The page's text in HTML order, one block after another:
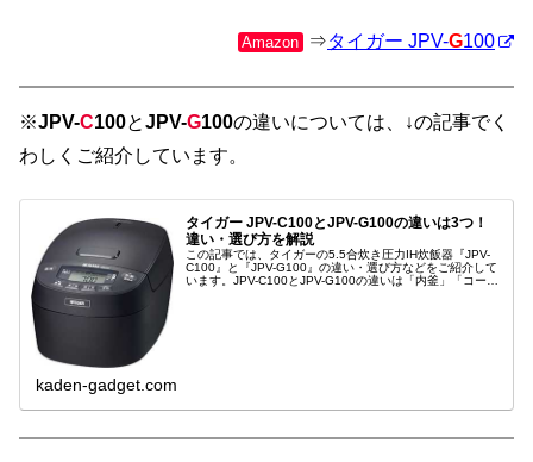
Amazon ⇒タイガー JPV-G100
※JPV-C100とJPV-G100の違いについては、↓の記事でく
わしくご紹介しています。
タイガー JPV-C100とJPV-G100の違いは3つ！
違い・選び方を解説
この記事では、タイガーの5.5合炊き圧力IH炊飯器『JPV-
C100』と『JPV-G100』の違い・選び方などをご紹介して
います。JPV-C100とJPV-G100の違いは「内釜」「コー
kaden-gadget.com